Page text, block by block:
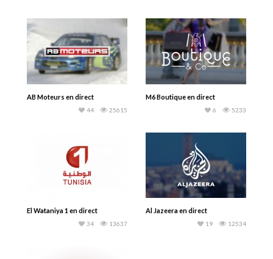
AB Moteurs en direct
25615
44
M6 Boutique en direct
5233
6
El Wataniya 1 en direct
13637
34
Al Jazeera en direct
12534
19